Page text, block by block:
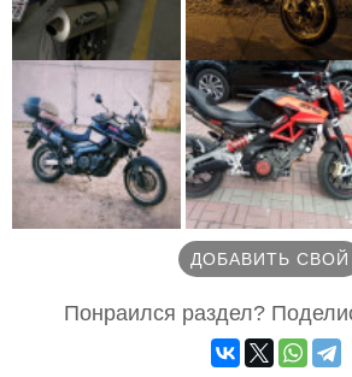
ДОБАВИТЬ СВОЙ
Понраился раздел?